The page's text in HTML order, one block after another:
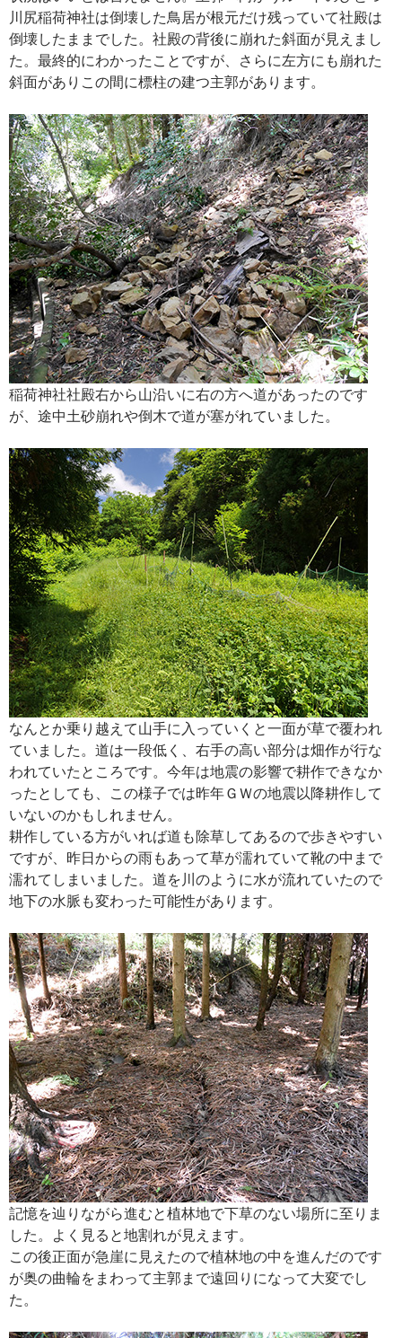
川尻稲荷神社は倒壊した鳥居が根元だけ残っていて社殿は
倒壊したままでした。社殿の背後に崩れた斜面が見えまし
た。最終的にわかったことですが、さらに左方にも崩れた
斜面がありこの間に標柱の建つ主郭があります。
稲荷神社社殿右から山沿いに右の方へ道があったのです
が、途中土砂崩れや倒木で道が塞がれていました。
なんとか乗り越えて山手に入っていくと一面が草で覆われ
ていました。道は一段低く、右手の高い部分は畑作が行な
われていたところです。今年は地震の影響で耕作できなか
ったとしても、この様子では昨年ＧＷの地震以降耕作して
いないのかもしれません。
耕作している方がいれば道も除草してあるので歩きやすい
ですが、昨日からの雨もあって草が濡れていて靴の中まで
濡れてしまいました。道を川のように水が流れていたので
地下の水脈も変わった可能性があります。
記憶を辿りながら進むと植林地で下草のない場所に至りま
した。よく見ると地割れが見えます。
この後正面が急崖に見えたので植林地の中を進んだのです
が奥の曲輪をまわって主郭まで遠回りになって大変でし
た。